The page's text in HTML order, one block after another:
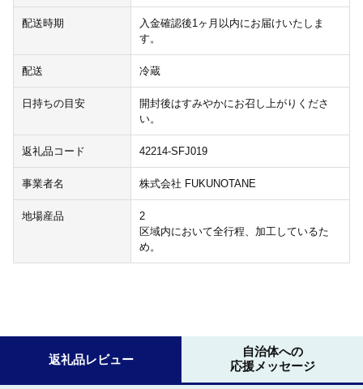
配送時期
入金確認後1ヶ月以内にお届けいたしま
す。
配送 冷蔵
日持ちの目安
開封後はすみやかにお召し上がりくださ
い。
返礼品コード 42214-SFJ019
事業者名 株式会社 FUKUNOTANE
地場産品
2
区域内において全行程、加工しているた
め。
返礼品レビュー
自治体への
応援メッセージ